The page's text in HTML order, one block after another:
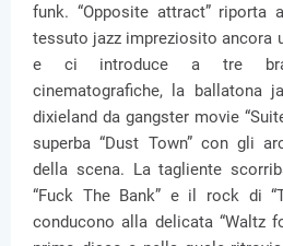
funk. “Opposite attract” riporta
tessuto jazz impreziosito ancora
e ci introduce a tre
cinematografiche, la ballatona
dixieland da gangster movie
superba “Dust Town” con gli
della scena. La tagliente
“Fuck The Bank” e il rock di
conducono alla delicata “Waltz